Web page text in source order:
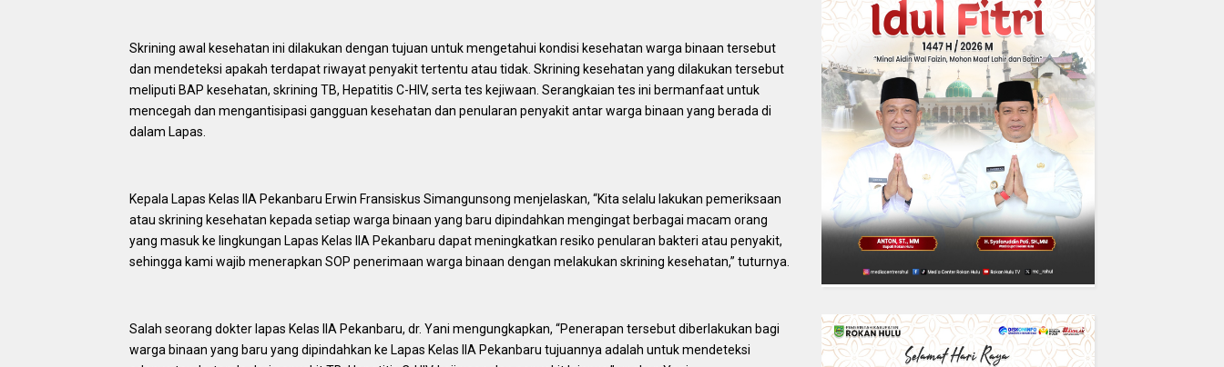
Skrining awal kesehatan ini dilakukan dengan tujuan untuk mengetahui kondisi kesehatan warga binaan tersebut
dan mendeteksi apakah terdapat riwayat penyakit tertentu atau tidak. Skrining kesehatan yang dilakukan tersebut
meliputi BAP kesehatan, skrining TB, Hepatitis C-HIV, serta tes kejiwaan. Serangkaian tes ini bermanfaat untuk
mencegah dan mengantisipasi gangguan kesehatan dan penularan penyakit antar warga binaan yang berada di
dalam Lapas.
Kepala Lapas Kelas IIA Pekanbaru Erwin Fransiskus Simangunsong menjelaskan, “Kita selalu lakukan pemeriksaan
atau skrining kesehatan kepada setiap warga binaan yang baru dipindahkan mengingat berbagai macam orang
yang masuk ke lingkungan Lapas Kelas IIA Pekanbaru dapat meningkatkan resiko penularan bakteri atau penyakit,
sehingga kami wajib menerapkan SOP penerimaan warga binaan dengan melakukan skrining kesehatan,” tuturnya.
Salah seorang dokter lapas Kelas IIA Pekanbaru, dr. Yani mengungkapkan, “Penerapan tersebut diberlakukan bagi
warga binaan yang baru yang dipindahkan ke Lapas Kelas IIA Pekanbaru tujuannya adalah untuk mendeteksi